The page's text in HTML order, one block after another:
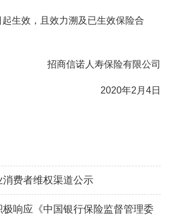
生效，且效力溯及已生效保险合
招商信诺人寿保险有限公司
2020年2月4日
消费者维权渠道公示
极响应《中国银行保险监督管理委